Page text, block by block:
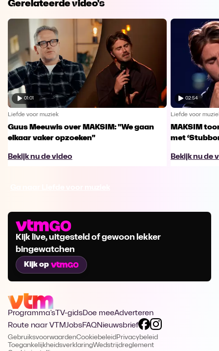
Gerelateerde video's
01:01
Liefde voor muziek
Guus Meeuwis over MAKSIM: "We gaan
elkaar vaker opzoeken"
Bekijk nu de video
02:54
Liefde voor
MAKSIM
met
Bekijk nu de
Kijk live, uitgesteld of gewoon lekker
bingewatchen
Kijk op
Programma's TV-gidsDoe meeAdverteren
Route naar VTMJobsFAQNieuwsbrief
GebruiksvoorwaardenCookiebeleid Privacybeleid
ToegankelijkheidsverklaringWedstrijdreglement